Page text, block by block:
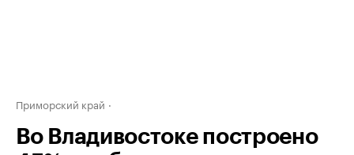
Приморский край
Во Владивостоке построено